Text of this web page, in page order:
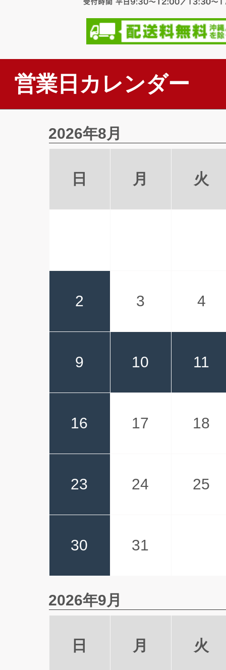
営業日カレンダー
2026年8月
日 月 火
2 3 4
9 10 11
16 17 18
23 24 25
30 31
2026年9月
日 月 火